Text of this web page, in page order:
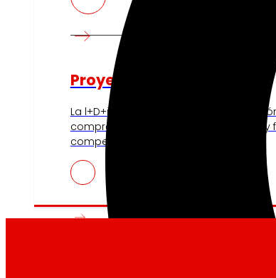
Proyectos de innovación
La l+D+i impulsa nuestra
compra, reforzando la sostenibilidad y
competitividad.